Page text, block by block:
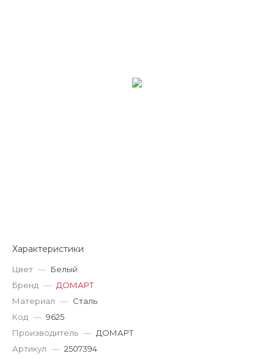
Характеристики
Цвет — Белый
Бренд — ДОМАРТ
Материал — Сталь
Код — 9625
Производитель — ДОМАРТ
Артикул — 2507394